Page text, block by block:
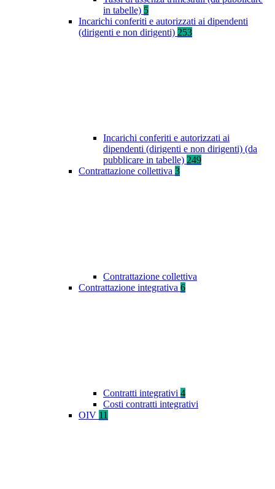
in tabelle) 5
Incarichi conferiti e autorizzati ai dipendenti
(dirigenti e non dirigenti) 253
Incarichi conferiti e autorizzati ai
dipendenti (dirigenti e non dirigenti) (da
pubblicare in tabelle) 249
Contrattazione collettiva 3
Contrattazione collettiva
Contrattazione integrativa 6
Contratti integrativi 4
Costi contratti integrativi
OIV 11